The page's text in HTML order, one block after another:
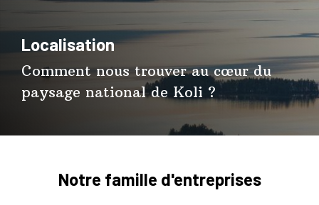
Localisation
Comment nous trouver au cœur du
paysage national de Koli ?
Notre famille d'entreprises